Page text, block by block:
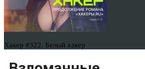
Хакер #322. Белый хакер